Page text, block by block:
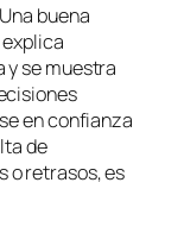
buena
se muestra
en confianza
de
o retrasos, es